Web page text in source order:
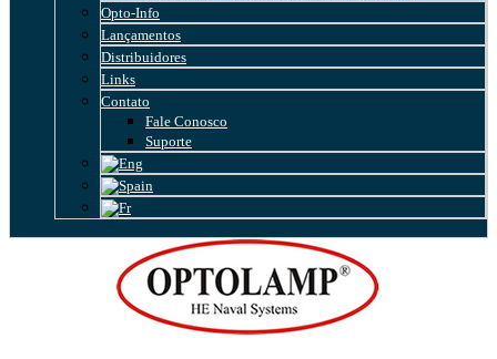
Opto-Info
Lançamentos
Distribuidores
Links
Contato
Fale Conosco
Suporte